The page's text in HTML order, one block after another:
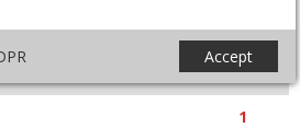
Accept
»
2026
S D
1